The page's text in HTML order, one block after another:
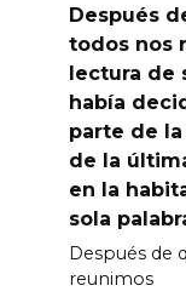
Después
todos nos
lectura de
había
parte de
de la
en la
sola
Después de
reunimos